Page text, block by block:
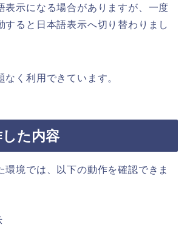
表示になる場合がありますが、一度
すると日本語表示へ切り替わりまし
なく利用できています。
た内容
環境では、以下の動作を確認できま